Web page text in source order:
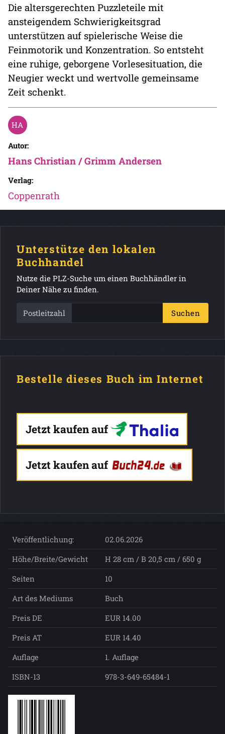
Die altersgerechten Puzzleteile mit
ansteigendem Schwierigkeitsgrad
unterstützen auf spielerische Weise die
Feinmotorik und Konzentration. So entsteht
eine ruhige, geborgene Vorlesesituation, die
Neugier weckt und wertvolle gemeinsame
Zeit schenkt.
Autor:
Hans Christian / Grimm Andersen
Verlag:
Coppenrath
Unterstütze den lokalen
Buchhandel
Nutze die PLZ-Suche um einen Buchhändler in
Deiner Nähe zu finden.
Postleitzahl Suchen
Bestelle dieses Buch im Internet
Jetzt kaufen auf
Jetzt kaufen auf
Veröffentlichung:
02.06.2026
Höhe/Breite/Gewicht
H 28 cm / B 20,5 cm / 650 g
Seiten
10
Art des Mediums
Buch
Preis DE
EUR 14.00
Preis AT
EUR 14.40
Auflage
1. Auflage
ISBN-13
978-3-649-65484-1